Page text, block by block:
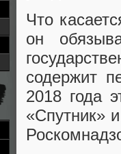
Что
он
содержит
2018 года
«Спутник»